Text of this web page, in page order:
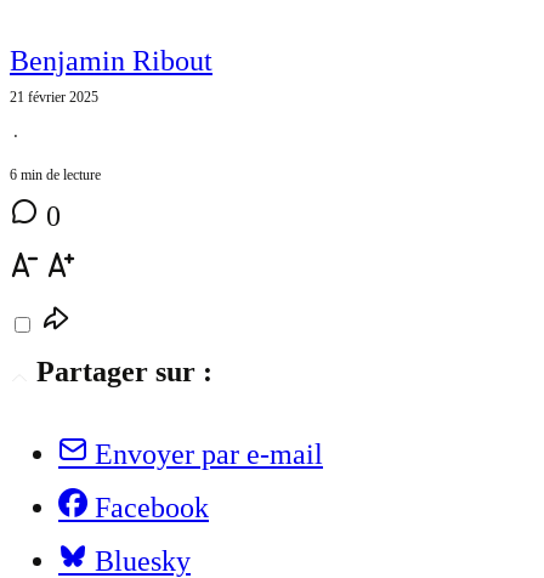
Benjamin Ribout
21 février 2025
⋅
6 min de lecture
0
Partager sur :
Envoyer par e-mail
Facebook
Bluesky